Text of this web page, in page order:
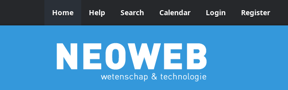
Home Help Search Calendar Login Register